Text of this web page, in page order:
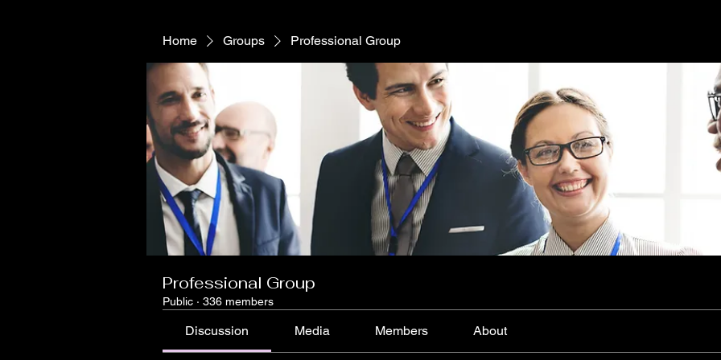
Home Groups Professional Group
Professional Group
Public · 336 members
Discussion Media Members About